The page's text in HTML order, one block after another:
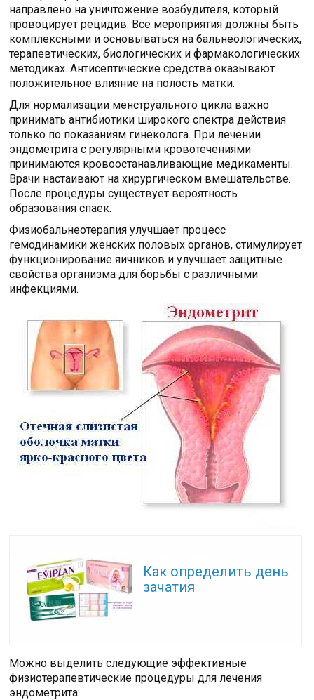
направлено на уничтожение возбудителя, который
провоцирует рецидив. Все мероприятия должны быть
комплексными и основываться на бальнеологических,
терапевтических, биологических и фармакологических
методиках. Антисептические средства оказывают
положительное влияние на полость матки.
Для нормализации менструального цикла важно
принимать антибиотики широкого спектра действия
только по показаниям гинеколога. При лечении
эндометрита с регулярными кровотечениями
принимаются кровоостанавливающие медикаменты.
Врачи настаивают на хирургическом вмешательстве.
После процедуры существует вероятность
образования спаек.
Физиобальнеотерапия улучшает процесс
гемодинамики женских половых органов, стимулирует
функционирование яичников и улучшает защитные
свойства организма для борьбы с различными
инфекциями.
Как определить день
зачатия
Можно выделить следующие эффективные
физиотерапевтические процедуры для лечения
эндометрита: